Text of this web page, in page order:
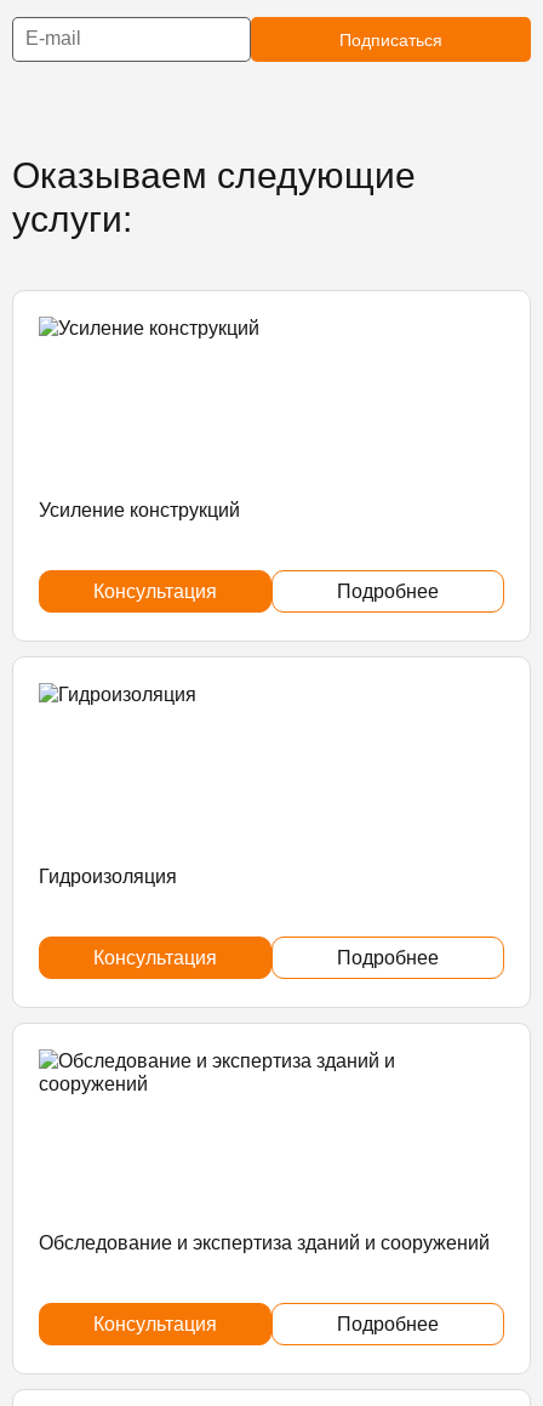
Подписаться
Оказываем следующие
услуги:
Усиление конструкций
Консультация Подробнее
Гидроизоляция
Консультация Подробнее
Обследование и экспертиза зданий и сооружений
Консультация Подробнее